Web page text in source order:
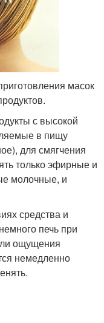
масок
с высокой
в пищу
для смягчения
только эфирные и
молочные, и
средства и
печь при
ощущения
немедленно